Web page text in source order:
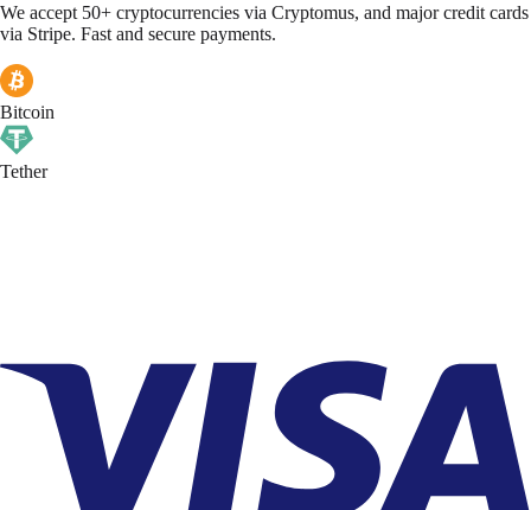
We accept 50+ cryptocurrencies via Cryptomus, and major credit cards
via Stripe. Fast and secure payments.
Bitcoin
Tether